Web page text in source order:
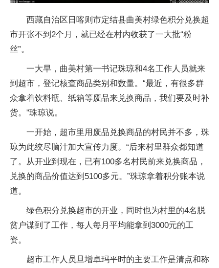
西藏自治区日喀则市定结县曲美村绿色积分兑换超
市开张不到2个月，就已经在村内收获了一大批“粉
丝”。
一大早，曲美村第一书记珠琼和4名工作人员就来
到超市，登记核查商品类别和数量。“最近，有很多群
众拿着饮料瓶、纸箱等废品来兑换商品，我们要及时补
货。”珠琼说。
一开始，超市里用废品兑换商品的村民并不多，珠
琼为此绞尽脑汁加大宣传力度。“后来村里群众都知道
了。从开业到现在，已有100多名村民前来兑换商品，
兑换的商品价值达到5100多元。”珠琼拿着积分账本说
道。
绿色积分兑换超市的开业，同时也为村里的4名脱
贫户谋到了工作，每人每月平均能拿到3000元的工
资。
超市工作人员旦增卓玛平时的主要工作是清点和称